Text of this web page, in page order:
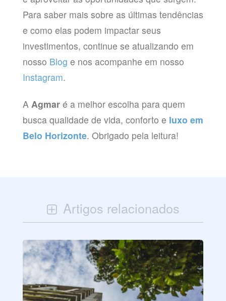
Para saber mais sobre as últimas tendências
e como elas podem impactar seus
investimentos, continue se atualizando em
nosso Blog e nos acompanhe em nosso
Instagram.
A Agmaré a melhor escolha para quem
busca qualidade de vida, conforto e luxo em
Belo Horizonte. Obrigado pela leitura!
Artigos relacionados